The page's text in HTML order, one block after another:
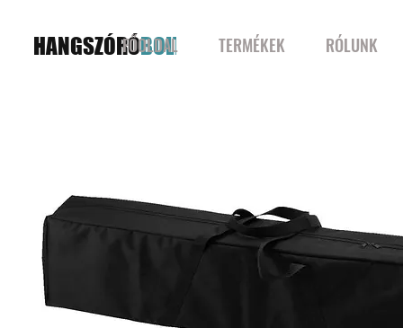
HANGSZÓRÓBOLT
FŐOLDAL TERMÉKEK RÓLUNK